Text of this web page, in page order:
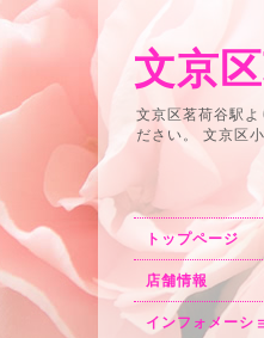
文京
文京区茗荷谷駅
ださい。 文京区
トップページ
店舗情報
インフォメーシ